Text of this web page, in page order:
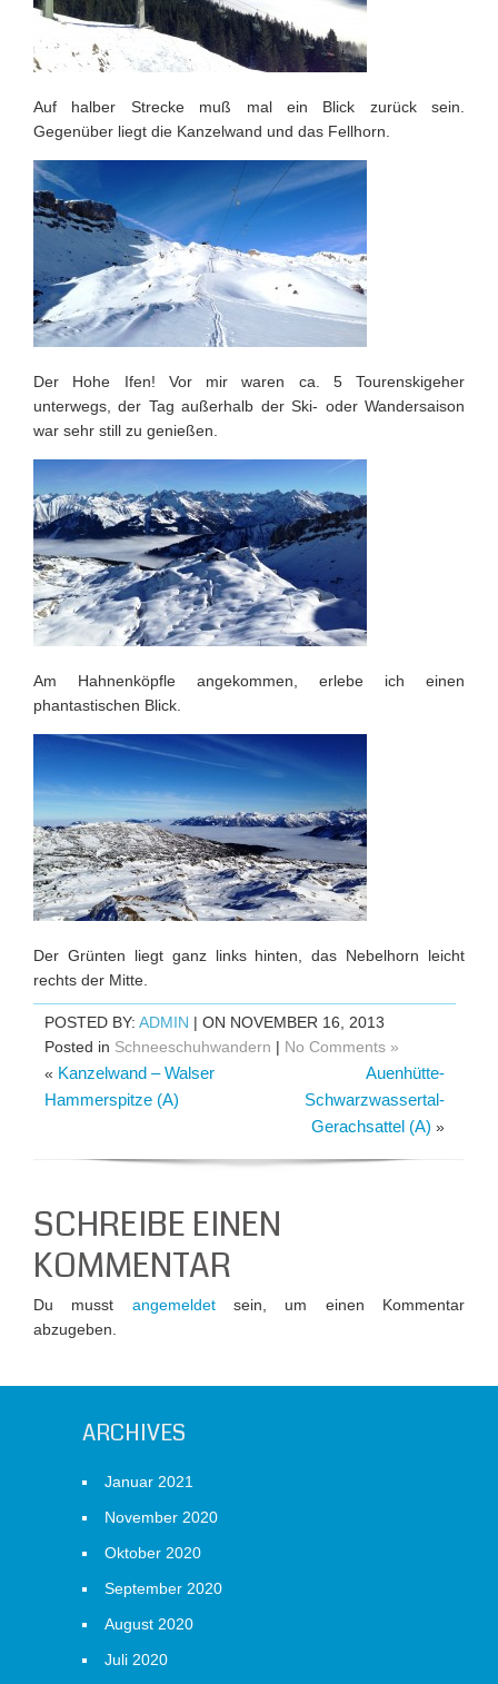
Auf halber Strecke muß mal ein Blick zurück sein.
Gegenüber liegt die Kanzelwand und das Fellhorn.
Der Hohe Ifen! Vor mir waren ca. 5 Tourenskigeher
unterwegs, der Tag außerhalb der Ski- oder Wandersaison
war sehr still zu genießen.
Am Hahnenköpfle angekommen, erlebe ich einen
phantastischen Blick.
Der Grünten liegt ganz links hinten, das Nebelhorn leicht
rechts der Mitte.
POSTED BY: ADMIN | ON NOVEMBER 16, 2013
Posted in Schneeschuhwandern | No Comments »
« Kanzelwand – Walser
Hammerspitze (A)
Auenhütte-
Schwarzwassertal-
Gerachsattel (A) »
SCHREIBE EINEN
KOMMENTAR
Du musst angemeldetsein, um einen Kommentar
abzugeben.
ARCHIVES
Januar 2021
November 2020
Oktober 2020
September 2020
August 2020
Juli 2020